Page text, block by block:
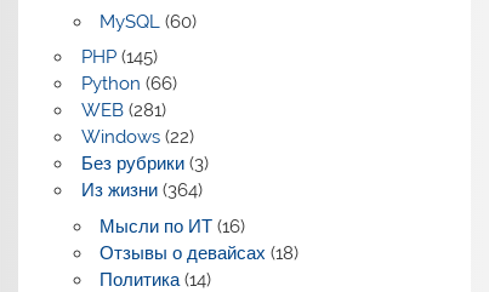
MySQL(60)
PHP(145)
Python (66)
WEB(281)
Windows(22)
Без рубрики(3)
Из жизни(364)
Мысли по ИТ(16)
Отзывы о девайсах (18)
Политика(14)